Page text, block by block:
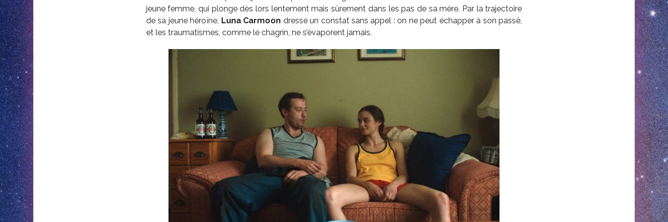
jeune femme, qui plonge dès lors lentement mais sûrement dans les pas de sa mère. Par la trajectoire
de sa jeune héroïne, Luna Carmoon dresse un constat sans appel : on ne peut échapper à son passé,
et les traumatismes, comme le chagrin, ne s’évaporent jamais.